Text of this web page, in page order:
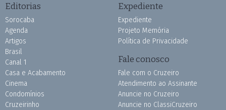
Editorias
Sorocaba
Agenda
Artigos
Brasil
Canal 1
Casa e Acabamento
Cinema
Condomínios
Cruzeirinho
Expediente
Expediente
Projeto Memória
Política de Privacidade
Fale conosco
Fale com o Cruzeiro
Atendimento ao Assinante
Anuncie no Cruzeiro
Anuncie no ClassiCruzeiro